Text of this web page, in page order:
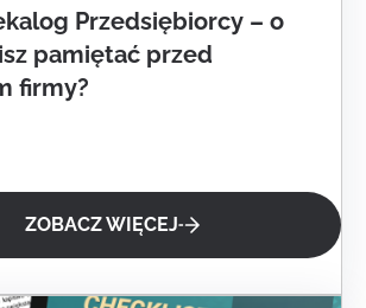
Przedsiębiorcy – o
pamiętać przed
firmy?
ZOBACZ WIĘCEJ